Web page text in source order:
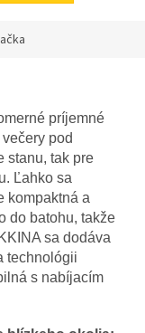
príjemné
pod
stanu, tak pre
Ľahko sa
kompaktná a
do batohu, takže
sa dodáva
technológii
s nabíjacím